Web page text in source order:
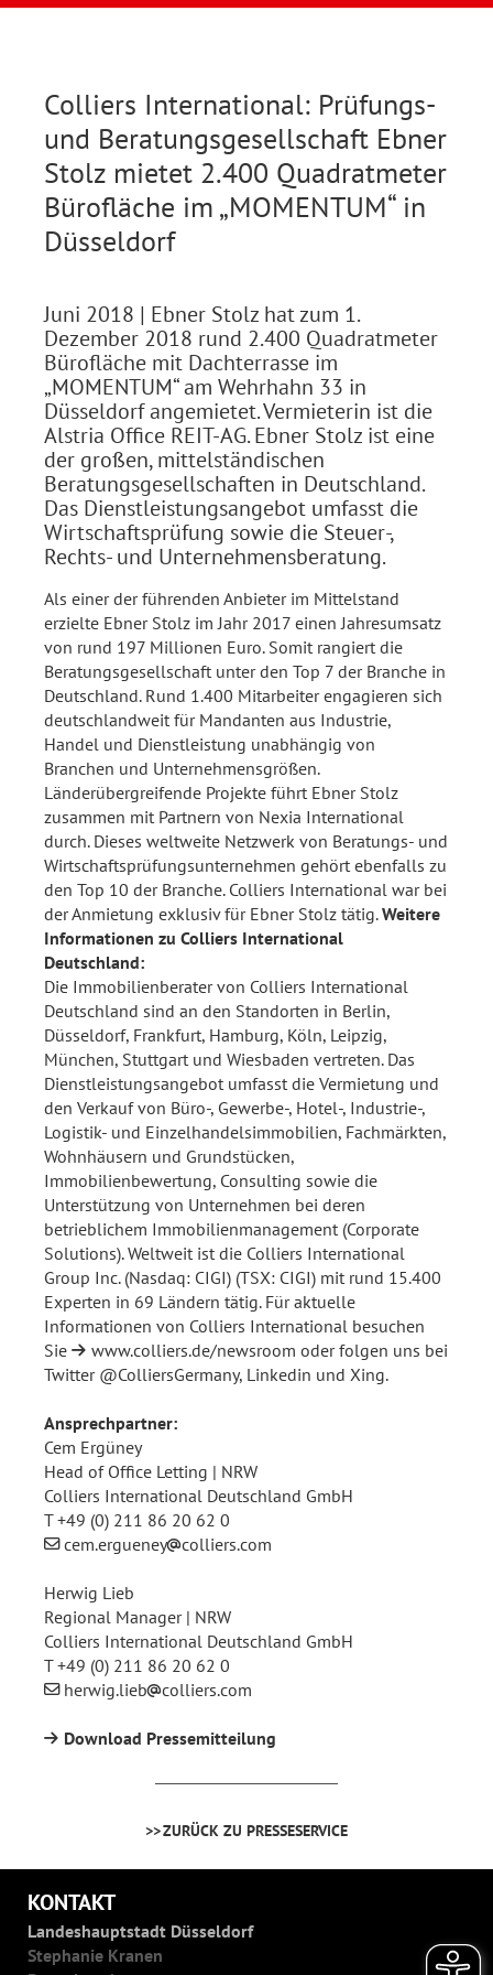
Colliers International: Prüfungs-
und Beratungsgesellschaft Ebner
Stolz mietet 2.400 Quadratmeter
Bürofläche im „MOMENTUM“ in
Düsseldorf
Juni 2018 | Ebner Stolz hat zum 1.
Dezember 2018 rund 2.400 Quadratmeter
Bürofläche mit Dachterrasse im
„MOMENTUM“ am Wehrhahn 33 in
Düsseldorf angemietet. Vermieterin ist die
Alstria Office REIT-AG. Ebner Stolz ist eine
der großen, mittelständischen
Beratungsgesellschaften in Deutschland.
Das Dienstleistungsangebot umfasst die
Wirtschaftsprüfung sowie die Steuer-,
Rechts- und Unternehmensberatung.
Als einer der führenden Anbieter im Mittelstand
erzielte Ebner Stolz im Jahr 2017 einen Jahresumsatz
von rund 197 Millionen Euro. Somit rangiert die
Beratungsgesellschaft unter den Top 7 der Branche in
Deutschland. Rund 1.400 Mitarbeiter engagieren sich
deutschlandweit für Mandanten aus Industrie,
Handel und Dienstleistung unabhängig von
Branchen und Unternehmensgrößen.
Länderübergreifende Projekte führt Ebner Stolz
zusammen mit Partnern von Nexia International
durch. Dieses weltweite Netzwerk von Beratungs- und
Wirtschaftsprüfungsunternehmen gehört ebenfalls zu
den Top 10 der Branche. Colliers International war bei
der Anmietung exklusiv für Ebner Stolz tätig.Weitere
Informationen zu Colliers International
Deutschland:
Die Immobilienberater von Colliers International
Deutschland sind an den Standorten in Berlin,
Düsseldorf, Frankfurt, Hamburg, Köln, Leipzig,
München, Stuttgart und Wiesbaden vertreten. Das
Dienstleistungsangebot umfasst die Vermietung und
den Verkauf von Büro-, Gewerbe-, Hotel-, Industrie-,
Logistik- und Einzelhandelsimmobilien, Fachmärkten,
Wohnhäusern und Grundstücken,
Immobilienbewertung, Consulting sowie die
Unterstützung von Unternehmen bei deren
betrieblichem Immobilienmanagement (Corporate
Solutions). Weltweit ist die Colliers International
Group Inc. (Nasdaq: CIGI) (TSX: CIGI) mit rund 15.400
Experten in 69 Ländern tätig. Für aktuelle
Informationen von Colliers International besuchen
Sie
www.colliers.de/newsroom oder folgen uns bei
Twitter @ColliersGermany, Linkedin und Xing.
Ansprechpartner:
Cem Ergüney
Head of Office Letting | NRW
Colliers International Deutschland GmbH
T +49 (0) 211 86 20 62 0
cem.ergueney
colliers.com
Herwig Lieb
Regional Manager | NRW
Colliers International Deutschland GmbH
T +49 (0) 211 86 20 62 0
herwig.lieb
colliers.com
Download Pressemitteilung
ZURÜCK ZU PRESSESERVICE
KONTAKT
Landeshauptstadt Düsseldorf
Stephanie Kranen